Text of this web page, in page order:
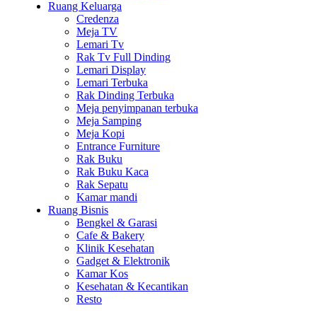
Ruang Keluarga
Credenza
Meja TV
Lemari Tv
Rak Tv Full Dinding
Lemari Display
Lemari Terbuka
Rak Dinding Terbuka
Meja penyimpanan terbuka
Meja Samping
Meja Kopi
Entrance Furniture
Rak Buku
Rak Buku Kaca
Rak Sepatu
Kamar mandi
Ruang Bisnis
Bengkel & Garasi
Cafe & Bakery
Klinik Kesehatan
Gadget & Elektronik
Kamar Kos
Kesehatan & Kecantikan
Resto